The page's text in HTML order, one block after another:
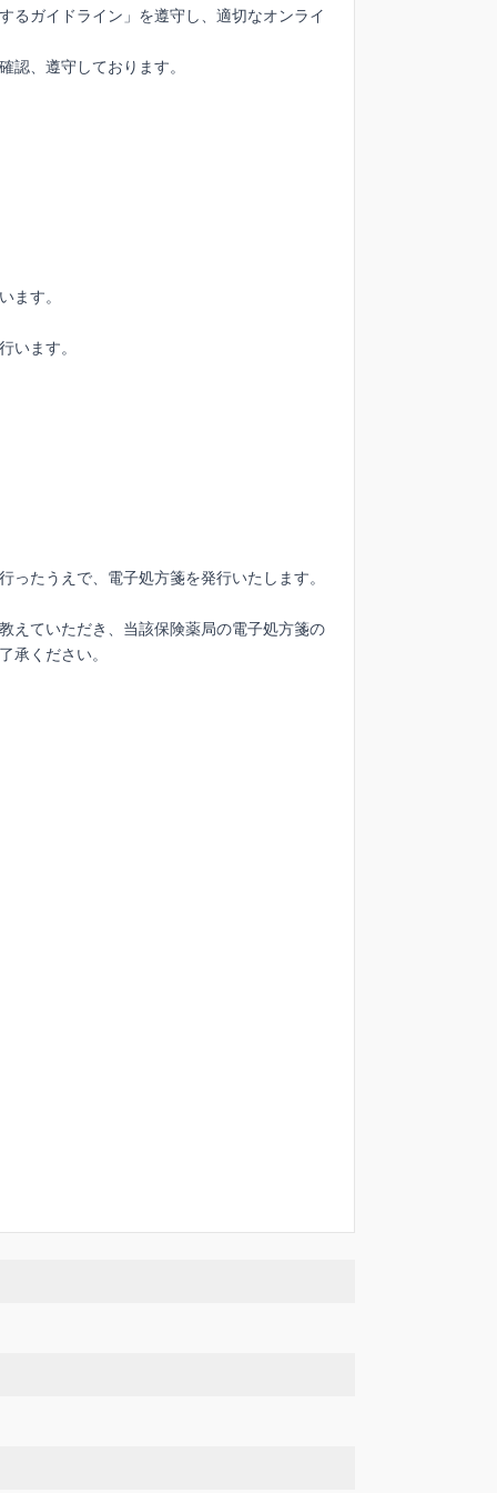
るガイドライン」を遵守し、適切なオンライ
認、遵守しております。
ます。
います。
たうえで、電子処方箋を発行いたします。
えていただき、当該保険薬局の電子処方箋の
承ください。